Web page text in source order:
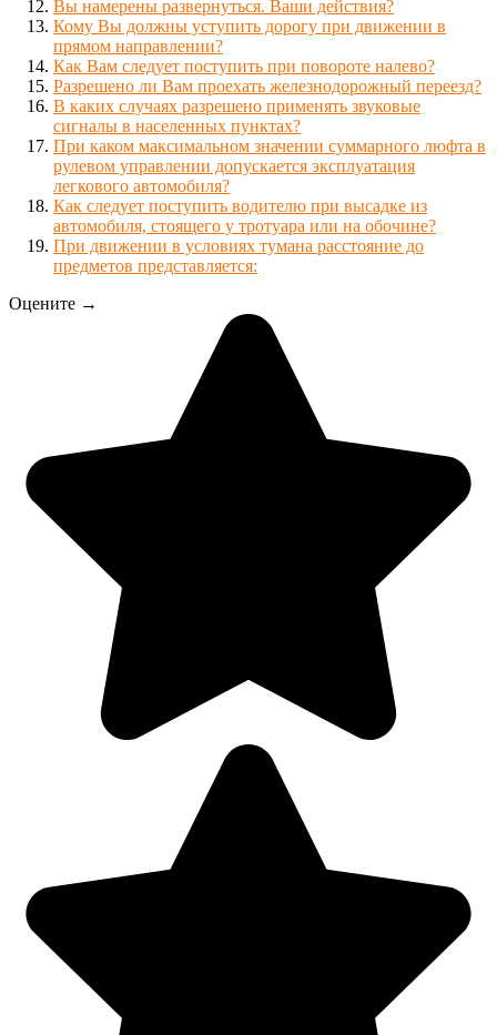
Вы намерены развернуться. Ваши действия?
Кому Вы должны уступить дорогу при движении в
прямом направлении?
Как Вам следует поступить при повороте налево?
Разрешено ли Вам проехать железнодорожный переезд?
В каких случаях разрешено применять звуковые
сигналы в населенных пунктах?
При каком максимальном значении суммарного люфта в
рулевом управлении допускается эксплуатация
легкового автомобиля?
Как следует поступить водителю при высадке из
автомобиля, стоящего у тротуара или на обочине?
При движении в условиях тумана расстояние до
предметов представляется:
Оцените →